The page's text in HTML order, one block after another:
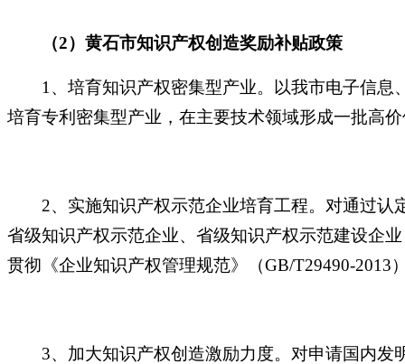
（2）黄石市知识产权创造奖励补贴政策
1、培育知识产权密集型产业。以我市电子信
培育专利密集型产业，在主要技术领域形成一批高
2、实施知识产权示范企业培育工程。对通过认
省级知识产权示范企业、省级知识产权示范建设企
贯彻《企业知识产权管理规范》（GB/T29490-
3、加大知识产权创造激励力度。对申请国内